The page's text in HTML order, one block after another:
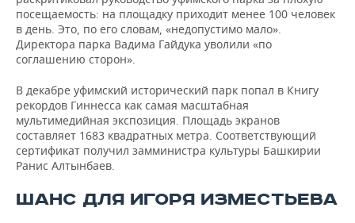
посещаемость: на площадку приходит менее 100 человек
в день. Это, по его словам, «недопустимо мало».
Директора парка Вадима Гайдука уволили «по
соглашению сторон».
В декабре уфимский исторический парк попал в Книгу
рекордов Гиннесса как самая масштабная
мультимедийная экспозиция. Площадь экранов
составляет 1683 квадратных метра. Соответствующий
сертификат получил замминистра культуры Башкирии
Ранис Алтынбаев.
ШАНС ДЛЯ ИГОРЯ ИЗМЕСТЬЕВА